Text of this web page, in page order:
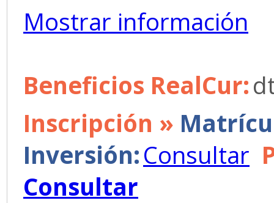
Mostrar información
Beneficios RealCur:
Inscripción »
Inversión:Consultar
Consultar